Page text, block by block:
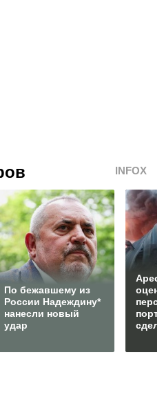
INFOX
По бежавшему из
России Надеждину*
нанесли новый
удар